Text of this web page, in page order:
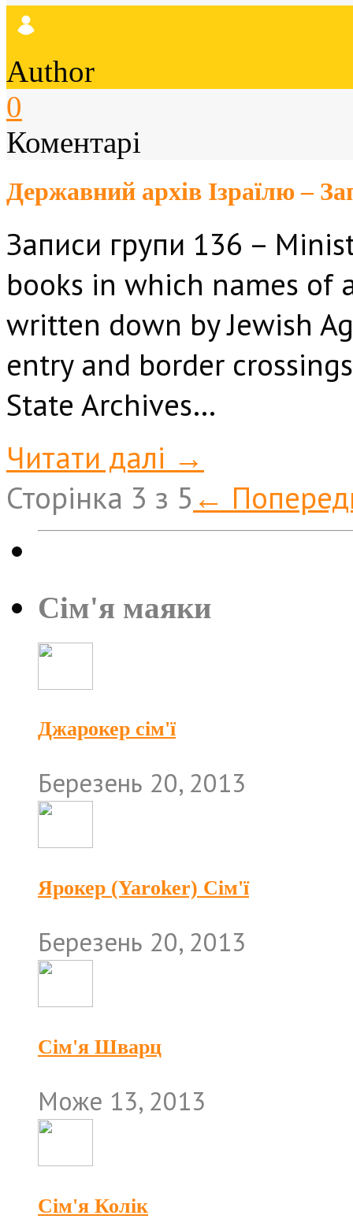
Author
0
Коментарі
Державний архів Ізраїлю –
Записи групи 136 –
books in which names of
written down by Jewish
entry and border
State Archives…
Читати далі →
Сторінка 3 з 5 ←
Сім'я маяки
Джарокер сім'ї
Березень 20, 2013
Ярокер (Yaroker) Сім'ї
Березень 20, 2013
Сім'я Шварц
Може 13, 2013
Сім'я Колік